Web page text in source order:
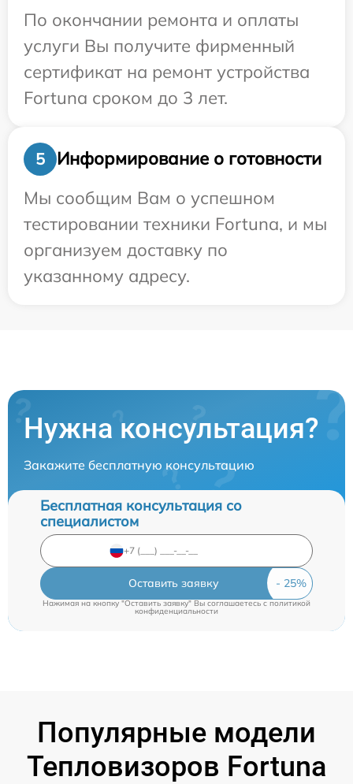
По окончании ремонта и оплаты
услуги Вы получите фирменный
сертификат на ремонт устройства
Fortuna сроком до 3 лет.
5
Информирование о готовности
Мы сообщим Вам о успешном
тестировании техники Fortuna, и мы
организуем доставку по
указанному адресу.
Нужна консультация?
Закажите бесплатную консультацию
Бесплатная консультация со
специалистом
Оставить заявку
Нажимая на кнопку "Оставить заявку" Вы соглашаетесь cполитикой
конфиденциальности
Популярные модели
Тепловизоров Fortuna